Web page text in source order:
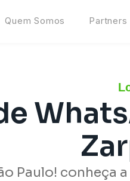
Quem Somos Partners
Paulo! conheça